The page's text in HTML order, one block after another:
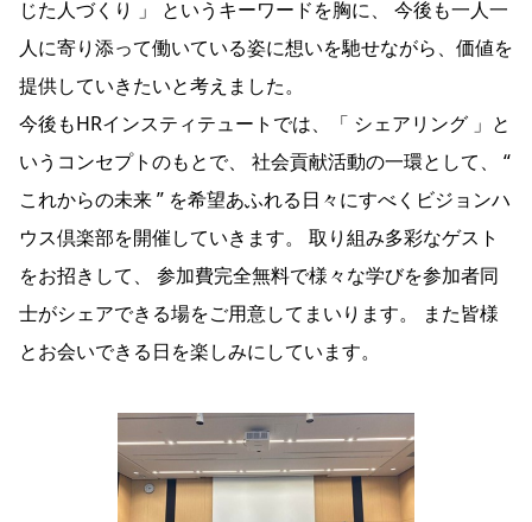
じた人づくり 」 というキーワードを胸に、 今後も一人一
人に寄り添って働いている姿に想いを馳せながら、価値を
提供していきたいと考えました。
今後もHRインスティテュートでは、「 シェアリング 」と
いうコンセプトのもとで、 社会貢献活動の一環として、 “
これからの未来 ” を希望あふれる日々にすべくビジョンハ
ウス倶楽部を開催していきます。 取り組み多彩なゲスト
をお招きして、 参加費完全無料で様々な学びを参加者同
士がシェアできる場をご用意してまいります。 また皆様
とお会いできる日を楽しみにしています。